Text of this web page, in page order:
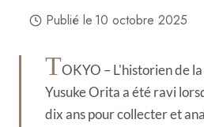
Publié le 10 octobre 2025
TOKYO – L'historien de
Yusuke Orita a été ravi
dix ans pour collecter et